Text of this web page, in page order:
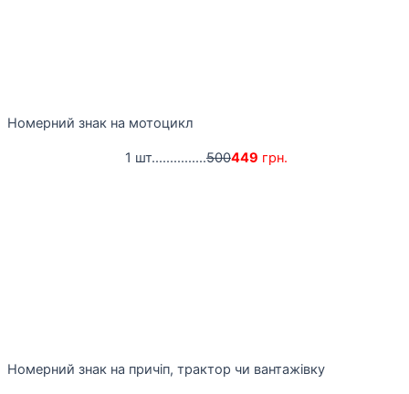
Номерний знак на мотоцикл
1 шт...............500449 грн.
Номерний знак на причіп, трактор чи вантажівку